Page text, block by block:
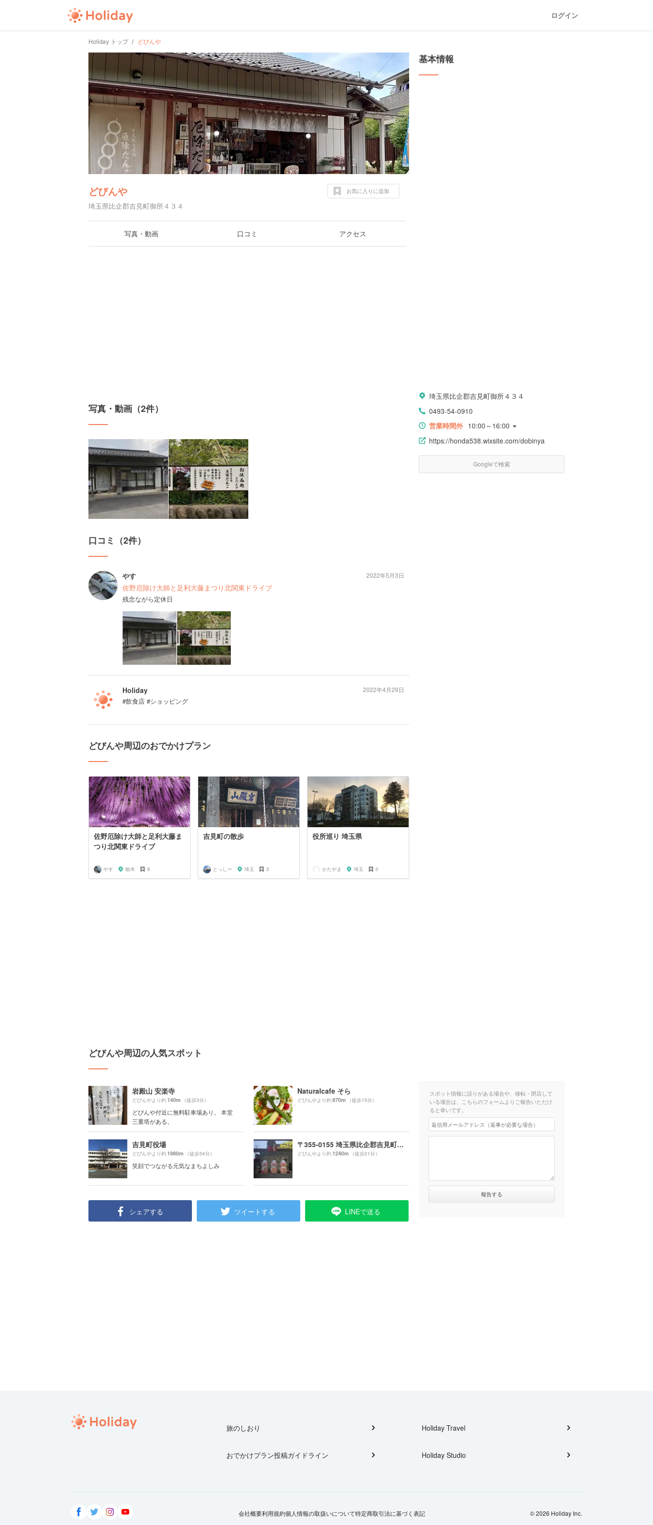
ログイン
Holiday トップ どびんや
どびんや
埼玉県比企郡吉見町御所４３４
お気に入りに追加
写真・動画 口コミ アクセス
写真・動画（2件）
口コミ（2件）
やす
佐野厄除け大師と足利大藤まつり北関東ドライブ
残念ながら定休日
2022年5月3日
Holiday
#飲食店 #ショッピング
2022年4月29日
どびんや周辺のおでかけプラン
佐野厄除け大師と足利大藤ま
つり北関東ドライブ
やす 栃木 6
吉見町の散歩
とっしー 埼玉 3
役所巡り 埼玉県
かたやま 埼玉 0
どびんや周辺の人気スポット
岩殿山 安楽寺
どびんやより約140m （徒歩3分）
どびんや付近に無料駐車場あり。 本堂
三重塔がある。
Naturalcafe そら
どびんやより約870m （徒歩15分）
吉見町役場
どびんやより約1980m （徒歩34分）
笑顔でつながる元気なまちよしみ
〒355-0155 埼玉県比企郡吉見町北吉見１４４１
どびんやより約1240m （徒歩21分）
シェアする ツイートする LINEで送る
基本情報
埼玉県比企郡吉見町御所４３４
0493-54-0910
営業時間外 10:00～16:00
https://honda538.wixsite.com/dobinya
Googleで検索
スポット情報に誤りがある場合や、移転・閉店して
いる場合は、こちらのフォームよりご報告いただけ
ると幸いです。
旅のしおり
おでかけプラン投稿ガイドライン
Holiday Travel
Holiday Studio
会社概要利用規約個人情報の取扱いについて特定商取引法に基づく表記 © 2026 Holiday Inc.